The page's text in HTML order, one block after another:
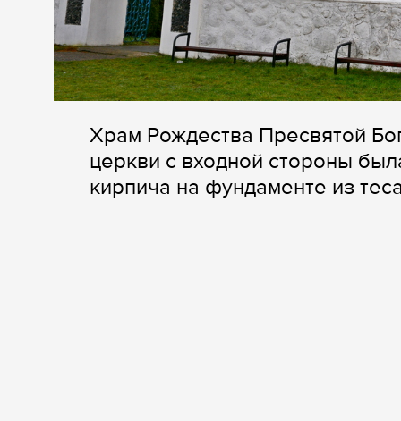
Храм Рождества Пресвятой
церкви с входной стороны
кирпича на фундаменте из